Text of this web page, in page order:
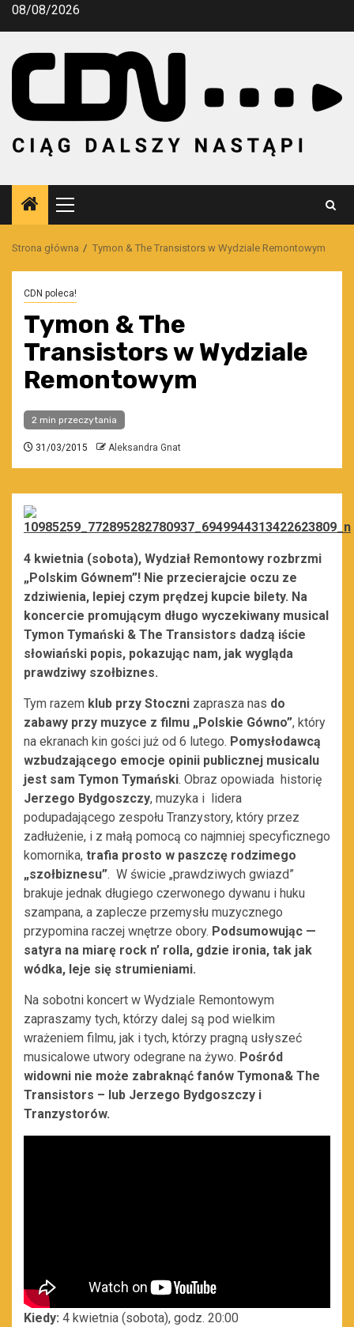
Przejdź
08/08/2026
Menu
główne
Strona główna Tymon & The Transistors w Wydziale Remontowym
CDN poleca!
Tymon & The
Transistors w Wydziale
Remontowym
2 min przeczytania
31/03/2015 Aleksandra Gnat
4 kwietnia (sobota), Wydział Remontowy rozbrzmi
„Polskim Gównem”! Nie przecierajcie oczu ze
zdziwienia, lepiej czym prędzej kupcie bilety. Na
koncercie promującym długo wyczekiwany musical
Tymon Tymański & The Transistors dadzą iście
słowiański popis, pokazując nam, jak wygląda
prawdziwy szołbiznes.
Tym razem klub przy Stoczni zaprasza nas do
zabawy przy muzyce z filmu „Polskie Gówno”, który
na ekranach kin gości już od 6 lutego. Pomysłodawcą
wzbudzającego emocje opinii publicznej musicalu
jest sam Tymon Tymański. Obraz opowiada historię
Jerzego Bydgoszczy, muzyka i lidera
podupadającego zespołu Tranzystory, który przez
zadłużenie, i z małą pomocą co najmniej specyficznego
komornika, trafia prosto w paszczę rodzimego
„szołbiznesu”. W świcie „prawdziwych gwiazd”
brakuje jednak długiego czerwonego dywanu i huku
szampana, a zaplecze przemysłu muzycznego
przypomina raczej wnętrze obory. Podsumowując —
satyra na miarę rock n’ rolla, gdzie ironia, tak jak
wódka, leje się strumieniami.
Na sobotni koncert w Wydziale Remontowym
zapraszamy tych, którzy dalej są pod wielkim
wrażeniem filmu, jak i tych, którzy pragną usłyszeć
musicalowe utwory odegrane na żywo. Pośród
widowni nie może zabraknąć fanów Tymona& The
Transistors – lub Jerzego Bydgoszczy i
Tranzystorów.
Kiedy: 4 kwietnia (sobota), godz. 20:00